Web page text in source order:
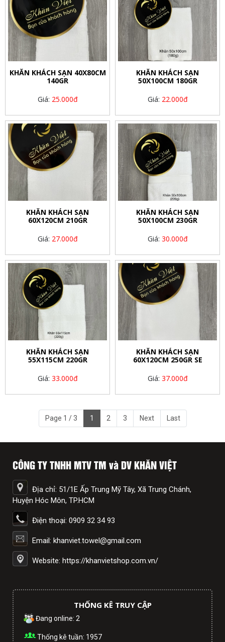
KHĂN KHÁCH SẠN 40X80CM
140GR
Giá: 25.000đ
KHĂN KHÁCH SẠN
50X100CM 180GR
Giá: 22.000đ
KHĂN KHÁCH SẠN
60X120CM 210GR
Giá: 27.000đ
KHĂN KHÁCH SẠN
50X100CM 230GR
Giá: 30.000đ
KHĂN KHÁCH SẠN
55X115CM 220GR
Giá: 33.000đ
KHĂN KHÁCH SẠN
60X120CM 250GR SE
Giá: 37.000đ
Page 1 / 3 1 2 3 Next Last
CÔNG TY TNHH MTV TM và DV KHĂN VIỆT
Địa chỉ: 51/1E Ấp Trung Mỹ Tây, Xã Trung Chánh,
Huyện Hóc Môn, TP.HCM
Điện thoại: 0909 32 34 93
Email: khanviet.towel@gmail.com
Website: https://khanvietshop.com.vn/
THỐNG KÊ TRUY CẬP
Đang online: 2
Thống kê tuần: 1957